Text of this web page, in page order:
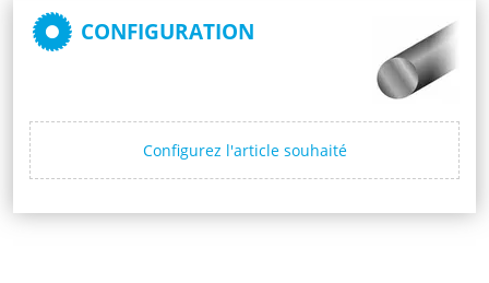
CONFIGURATION
Configurez l'article souhaité